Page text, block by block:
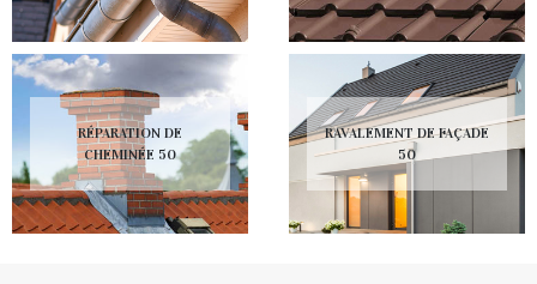
RÉPARATION DE
CHEMINÉE 50
RAVALEMENT DE FAÇADE
50